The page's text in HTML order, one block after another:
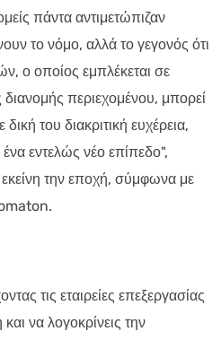
πάντα αντιμετώπιζαν
το νόμο, αλλά το γεγονός ότι
ο οποίος εμπλέκεται σε
περιεχομένου, μπορεί
του διακριτική ευχέρεια,
ένα εντελώς νέο επίπεδο",
την εποχή, σύμφωνα με
τις εταιρείες επεξεργασίας
να λογοκρίνεις την